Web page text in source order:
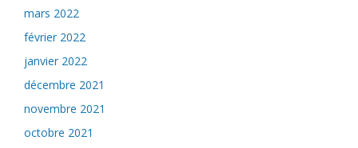
mars 2022
février 2022
janvier 2022
décembre 2021
novembre 2021
octobre 2021